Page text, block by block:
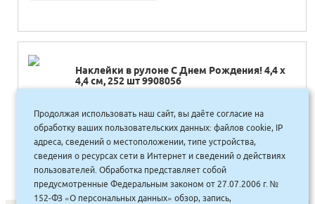
Наклейки в рулоне С Днем Рождения! 4,4 х
4,4 см, 252 шт 9908056
235.00руб.
212 руб.
Купить
Продолжая использовать наш сайт, вы даёте согласие на
обработку ваших пользовательских данных: файлов cookie, IP
адреса, сведений о местоположении, типе устройства,
сведения о ресурсах сети в Интернет и сведений о действиях
пользователей. Обработка представляет собой
предусмотренные Федеральным законом от 27.07.2006 г. №
152-ФЗ «О персональных данных» обзор, запись,